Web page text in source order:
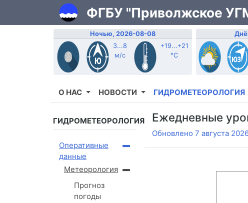
ФГБУ "Приволжское
Ночью, 2026-08-08
3...8
м/с
+19...+21
°C
О НАС НОВОСТИ ГИДРОМЕТЕОРОЛОГИЯ
ГИДРОМЕТЕОРОЛОГИЯ
Оперативные
данные
Метеорология
Прогноз
погоды
Ежедневные
Обновлено 7 августа